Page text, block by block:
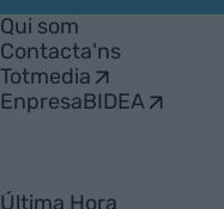
Empresa
Qui som
Contacta'ns
Totmedia
EnpresaBIDEA
Última Hora